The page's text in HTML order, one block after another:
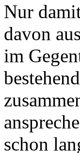
Nur
davon
im
schon